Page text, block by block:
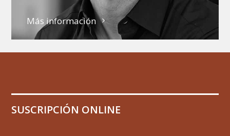
Más información
SUSCRIPCIÓN ONLINE